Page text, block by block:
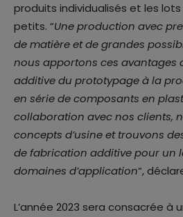
produits individualisés et les
petits. “Une production avec
de matière et de grandes
nous apportons ces avantages
additive du prototypage à la
en série de composants en
collaboration avec nos clients,
concepts d’usine et trouvons
de fabrication additive pour un
domaines d’application“,
L’année 2023 sera consacrée à